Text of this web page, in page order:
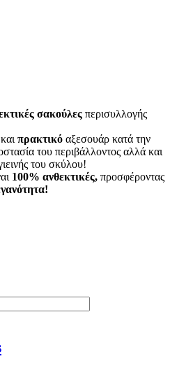
σακούλες περισυλλογής
και πρακτικό αξεσουάρ κατά την
του περιβάλλοντος αλλά και
του σκύλου!
100% ανθεκτικές, προσφέροντας